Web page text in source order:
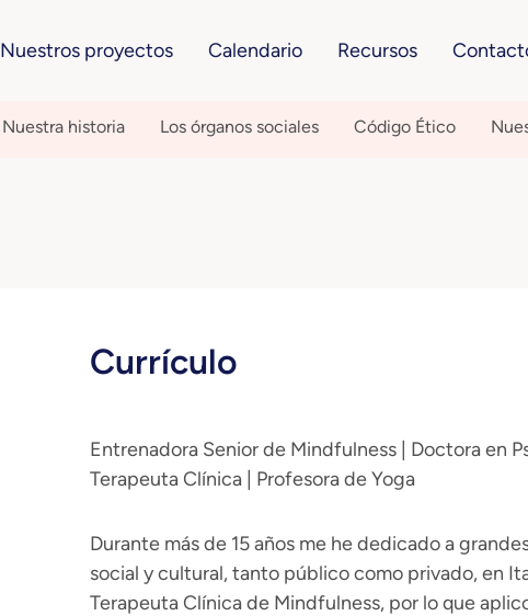
Nuestros proyectos Calendario Recursos
Nuestra historia Los órganos sociales Código Ético
Currículo
Entrenadora Senior de Mindfulness | Doctora en
Terapeuta Clínica | Profesora de Yoga
Durante más de 15 años me he dedicado a
social y cultural, tanto público como privado, en
Terapeuta Clínica de Mindfulness, por lo que